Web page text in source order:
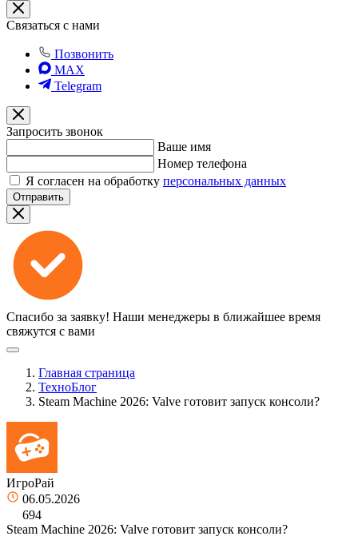
Связаться с нами
Позвонить
MAX
Telegram
Запросить звонок
Ваше имя
Номер телефона
Я согласен на обработку персональных данных
Отправить
Спасибо за заявку! Наши менеджеры в ближайшее время
свяжутся с вами
Главная страница
ТехноБлог
Steam Machine 2026: Valve готовит запуск консоли?
ИгроРай
06.05.2026
694
Steam Machine 2026: Valve готовит запуск консоли?